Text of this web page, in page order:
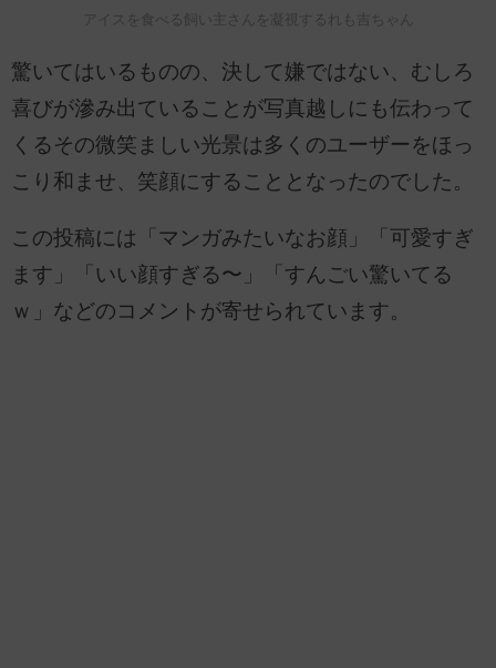
アイスを食べる飼い主さんを凝視するれも吉ちゃん
驚いてはいるものの、決して嫌ではない、むしろ
喜びが滲み出ていることが写真越しにも伝わって
くるその微笑ましい光景は多くのユーザーをほっ
こり和ませ、笑顔にすることとなったのでした。
この投稿には「マンガみたいなお顔」「可愛すぎ
ます」「いい顔すぎる〜」「すんごい驚いてる
ｗ」などのコメントが寄せられています。